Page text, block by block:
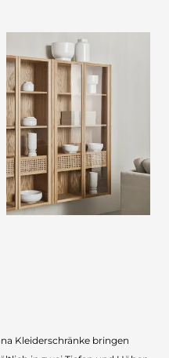
Kleiderschränke bringen